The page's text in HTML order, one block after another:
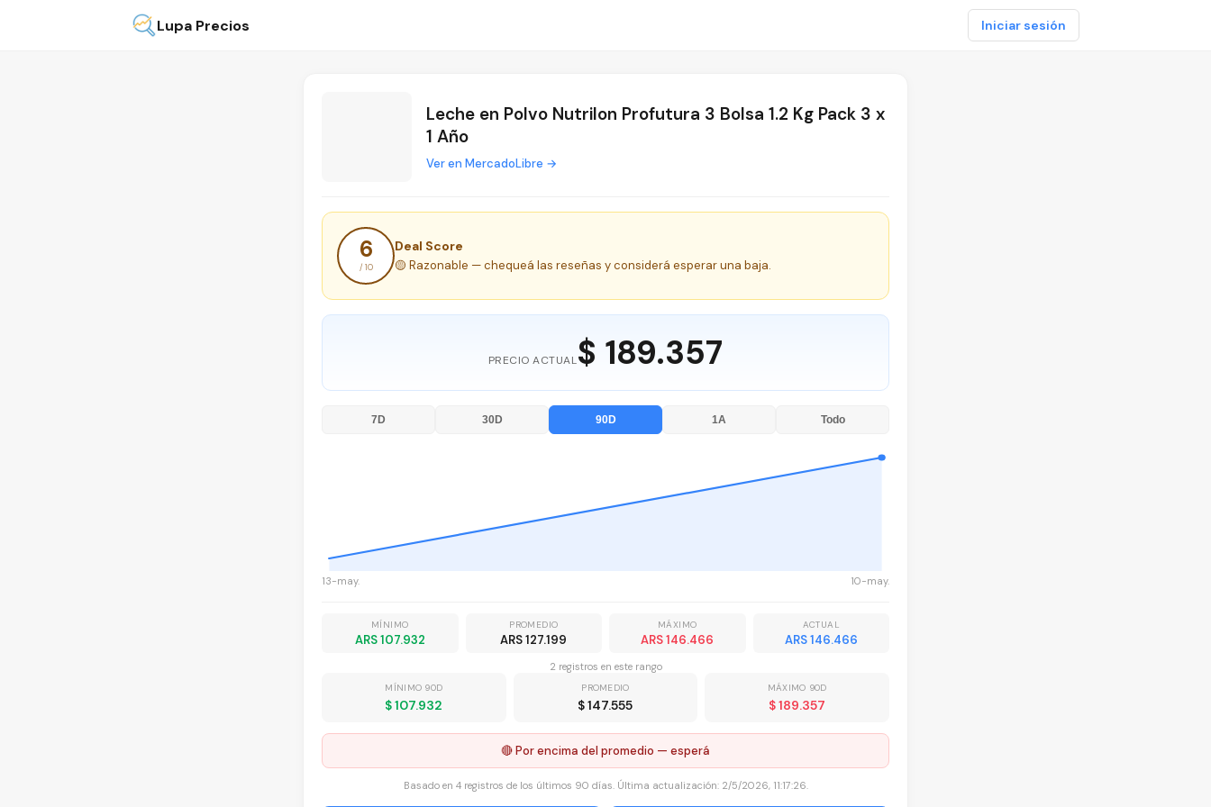
Lupa Precios Iniciar sesión
Leche en Polvo Nutrilon Profutura 3 Bolsa 1.2 Kg Pack 3 x
1 Año
Ver en MercadoLibre →
6
/ 10
Deal Score
🟡 Razonable — chequeá las reseñas y considerá esperar una baja.
PRECIO ACTUAL$ 189.357
7D 30D 90D 1A Todo
13-may. 10-may.
MÍNIMO
ARS 107.932
PROMEDIO
ARS 127.199
MÁXIMO
ARS 146.466
ACTUAL
ARS 146.466
2 registros en este rango
MÍNIMO 90D
$ 107.932
PROMEDIO
$ 147.555
MÁXIMO 90D
$ 189.357
🔴 Por encima del promedio — esperá
Basado en 4 registros de los últimos 90 días. Última actualización: 2/5/2026, 11:17:26.